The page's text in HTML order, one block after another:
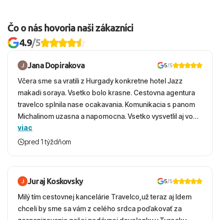
Čo o nás hovoria naši zákazníci
4.9/5
Jana Dopirakova 5/5
Včera sme sa vratili z Hurgady konkretne hotel Jazz
makadi soraya. Vsetko bolo krasne. Cestovna agentura
travelco splnila nase ocakavania. Komunikacia s panom
Michalinom uzasna a napomocna. Vsetko vysvetlil aj vo
vecernych hodinach zaco sa ospravedlnujem. Hotel
krasny, cisty. Sluzby top. Strava, prostredie, more,
viac
pred 1 týždňom
Juraj Koskovsky 5/5
Milý tím cestovnej kancelárie Travelco,už teraz aj Idem
chceli by sme sa vám z celého srdca poďakovať za